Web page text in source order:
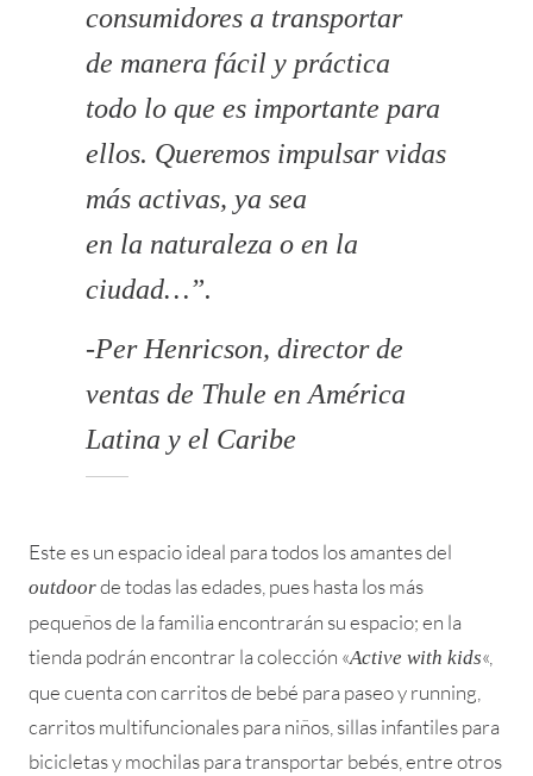
consumidores a transportar
de manera fácil y práctica
todo lo que es importante para
ellos. Queremos impulsar vidas
más activas, ya sea
en la naturaleza o en la
ciudad…”.
-Per Henricson, director de
ventas de Thule en América
Latina y el Caribe
Este es un espacio ideal para todos los amantes del
outdoorde todas las edades, pues hasta los más
pequeños de la familia encontrarán su espacio; en la
tienda podrán encontrar la colección «Active with kids«,
que cuenta con carritos de bebé para paseo y running,
carritos multifuncionales para niños, sillas infantiles para
bicicletas y mochilas para transportar bebés, entre otros